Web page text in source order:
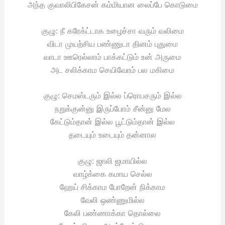
அந்த குவாலிபிகேசன் கம்மியான லைப்பே கொடுமை
குழு: நீ கரேக்ட்டாக உழைச்சா வரும் வலிமை
விடா முயற்சிய பண்ணுடா தினம் புதுமை
வாடா ஊரெல்லாம் பாக்கட்டும் உன் அருமை
அட சலிக்காம செயிவோம் பல மகிமை
குழு: செமஸ்டரும் இல்ல ப்ரொபசரும் இல்ல
நறுக்குன்னு இருப்போம் சீன்னு மேல
கேட்டும்தான் இல்ல பூட்டும்தான் இல்ல
தடையும் உடையும் தன்னால
குழு: ஜாலி ஜமாயில்ல
வாழ்க்கை கமாய செல்ல
ஹேய் சிக்காம போறேன் நிக்காம
வேலி ஒண்ணுமில்ல
கேலி பண்ணாக்கா தொல்லை